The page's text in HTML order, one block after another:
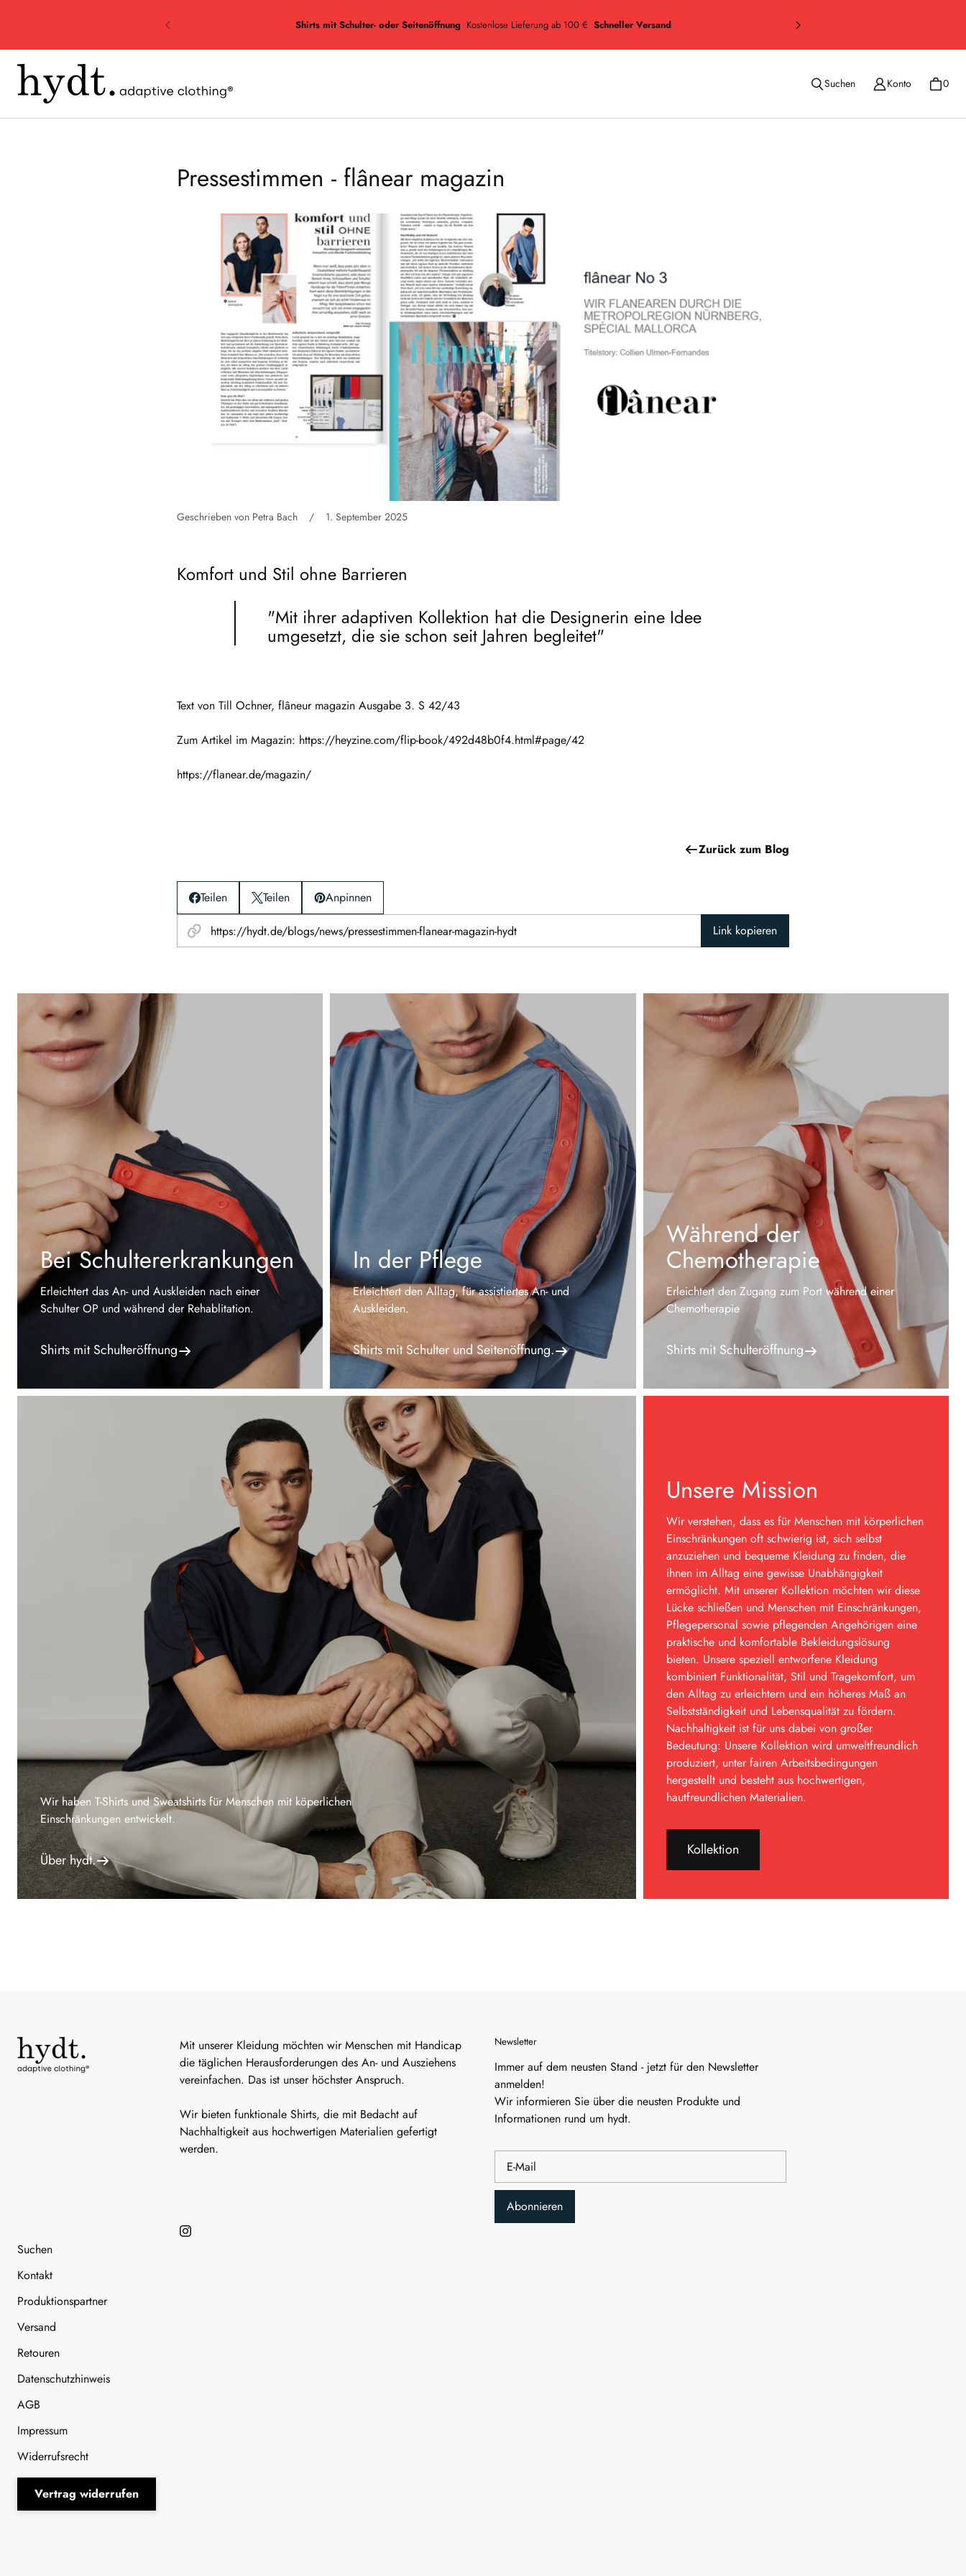
Shirts mit Schulter- oder Seitenöffnung Kostenlose Lieferung ab 100 € Schneller Versand
Suchen Konto 0
Pressestimmen - flânear magazin
Geschrieben von Petra Bach 1. September 2025
Komfort und Stil ohne Barrieren
"Mit ihrer adaptiven Kollektion hat die Designerin eine Idee
umgesetzt, die sie schon seit Jahren begleitet"
Text von Till Ochner, flâneur magazin Ausgabe 3. S 42/43
Zum Artikel im Magazin: https://heyzine.com/flip-book/492d48b0f4.html#page/42
https://flanear.de/magazin/
Zurück zum Blog
Teilen Teilen
Anpinnen
Link kopieren
Bei Schultererkrankungen
Erleichtert das An- und Auskleiden nach einer
Schulter OP und während der Rehablitation.
Shirts mit Schulteröffnung
In der Pflege
Erleichtert den Alltag, für assistiertes An- und
Auskleiden.
Shirts mit Schulter und Seitenöffnung.
Während der
Chemotherapie
Erleichtert den Zugang zum Port während einer
Chemotherapie
Shirts mit Schulteröffnung
Wir haben T-Shirts und Sweatshirts für Menschen mit köperlichen
Einschränkungen entwickelt.
Über hydt.
Unsere Mission
Wir verstehen, dass es für Menschen mit körperlichen
Einschränkungen oft schwierig ist, sich selbst
anzuziehen und bequeme Kleidung zu finden, die
ihnen im Alltag eine gewisse Unabhängigkeit
ermöglicht. Mit unserer Kollektion möchten wir diese
Lücke schließen und Menschen mit Einschränkungen,
Pflegepersonal sowie pflegenden Angehörigen eine
praktische und komfortable Bekleidungslösung
bieten. Unsere speziell entworfene Kleidung
kombiniert Funktionalität, Stil und Tragekomfort, um
den Alltag zu erleichtern und ein höheres Maß an
Selbstständigkeit und Lebensqualität zu fördern.
Nachhaltigkeit ist für uns dabei von großer
Bedeutung: Unsere Kollektion wird umweltfreundlich
produziert, unter fairen Arbeitsbedingungen
hergestellt und besteht aus hochwertigen,
hautfreundlichen Materialien.
Kollektion
Mit unserer Kleidung möchten wir Menschen mit Handicap
die täglichen Herausforderungen des An- und Ausziehens
vereinfachen. Das ist unser höchster Anspruch.
Wir bieten funktionale Shirts, die mit Bedacht auf
Nachhaltigkeit aus hochwertigen Materialien gefertigt
werden.
Newsletter
Immer auf dem neusten Stand - jetzt für den Newsletter
anmelden!
Wir informieren Sie über die neusten Produkte und
Informationen rund um hydt.
Abonnieren
Suchen
Kontakt
Produktionspartner
Versand
Retouren
Datenschutzhinweis
AGB
Impressum
Widerrufsrecht
Vertrag widerrufen